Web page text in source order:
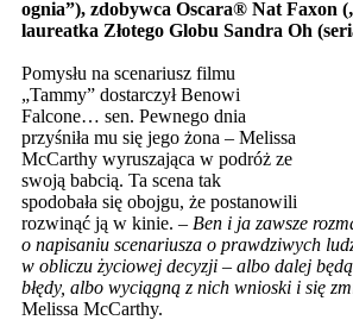
ognia”), zdobywca Oscara® Nat Faxon
laureatka Złotego Globu Sandra Oh
Pomysłu na scenariusz filmu
„Tammy” dostarczył Benowi
Falcone… sen. Pewnego dnia
przyśniła mu się jego żona – Melissa
McCarthy wyruszająca w podróż ze
swoją babcią. Ta scena tak
spodobała się obojgu, że postanowili
rozwinąć ją w kinie. – Ben i ja zawsze
o napisaniu scenariusza o prawdziwych
w obliczu życiowej decyzji – albo dalej
błędy, albo wyciągną z nich wnioski i się
Melissa McCarthy.